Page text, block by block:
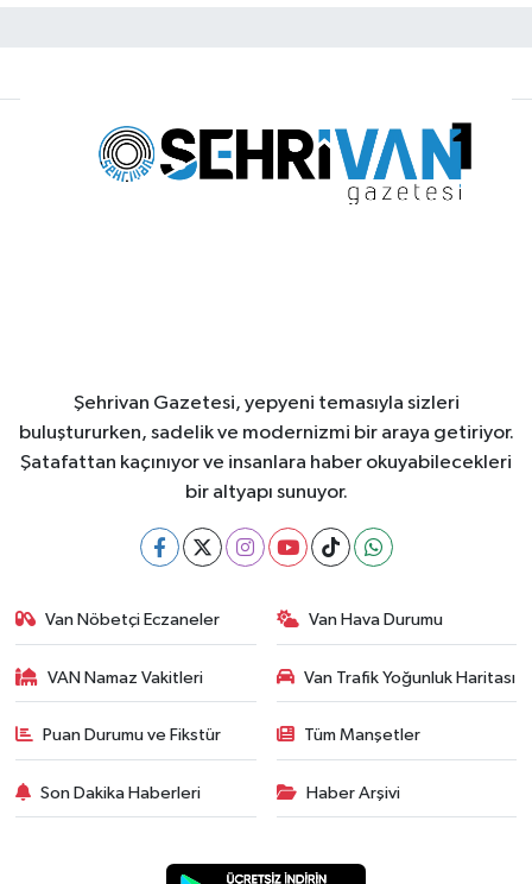
Şehrivan Gazetesi, yepyeni temasıyla sizleri
buluştururken, sadelik ve modernizmi bir araya getiriyor.
Şatafattan kaçınıyor ve insanlara haber okuyabilecekleri
bir altyapı sunuyor.
Van Nöbetçi Eczaneler Van Hava Durumu
VAN Namaz Vakitleri Van Trafik Yoğunluk Haritası
Puan Durumu ve Fikstür Tüm Manşetler
Son Dakika Haberleri Haber Arşivi